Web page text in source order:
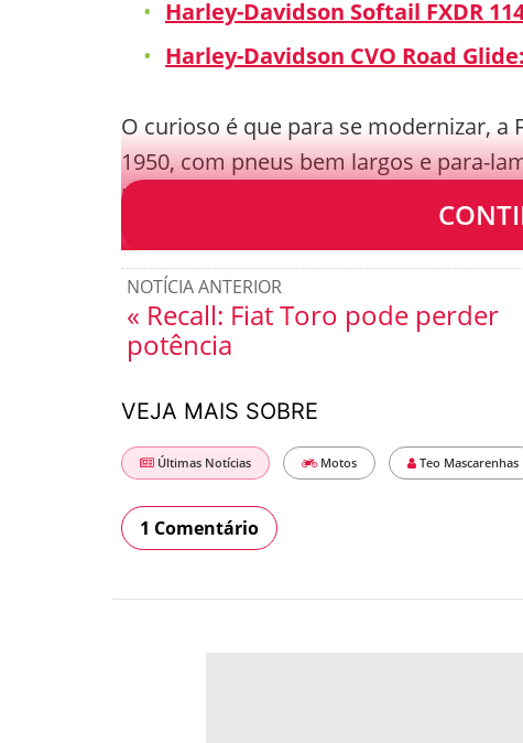
Harley-Davidson Softail FXDR
Harley-Davidson CVO Road
O curioso é que para se modernizar,
1950, com pneus bem largos e para-
bem menores, com 16 polegadas de
NOTÍCIA ANTERIOR
« Recall: Fiat Toro pode perder
potência
VEJA MAIS SOBRE
Últimas Notícias Motos Teo Mascarenhas
1 Comentário